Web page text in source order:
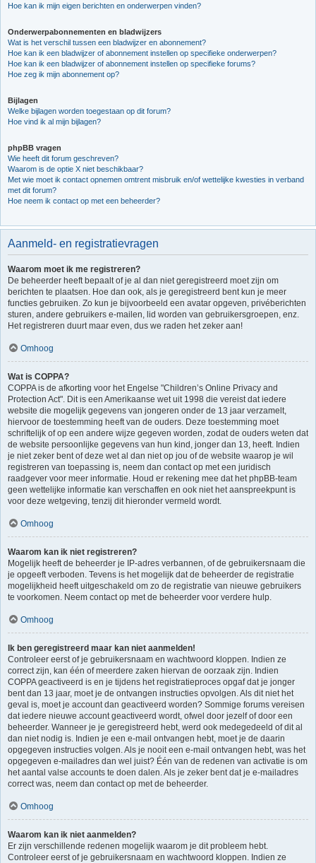
Hoe kan ik mijn eigen berichten en onderwerpen vinden?
Onderwerpabonnementen en bladwijzers
Wat is het verschil tussen een bladwijzer en abonnement?
Hoe kan ik een bladwijzer of abonnement instellen op specifieke onderwerpen?
Hoe kan ik een bladwijzer of abonnement instellen op specifieke forums?
Hoe zeg ik mijn abonnement op?
Bijlagen
Welke bijlagen worden toegestaan op dit forum?
Hoe vind ik al mijn bijlagen?
phpBB vragen
Wie heeft dit forum geschreven?
Waarom is de optie X niet beschikbaar?
Met wie moet ik contact opnemen omtrent misbruik en/of wettelijke kwesties in verband
met dit forum?
Hoe neem ik contact op met een beheerder?
Aanmeld- en registratievragen
Waarom moet ik me registreren?
De beheerder heeft bepaalt of je al dan niet geregistreerd moet zijn om
berichten te plaatsen. Hoe dan ook, als je geregistreerd bent kun je meer
functies gebruiken. Zo kun je bijvoorbeeld een avatar opgeven, privéberichten
sturen, andere gebruikers e-mailen, lid worden van gebruikersgroepen, enz.
Het registreren duurt maar even, dus we raden het zeker aan!
Omhoog
Wat is COPPA?
COPPA is de afkorting voor het Engelse "Children’s Online Privacy and
Protection Act". Dit is een Amerikaanse wet uit 1998 die vereist dat iedere
website die mogelijk gegevens van jongeren onder de 13 jaar verzamelt,
hiervoor de toestemming heeft van de ouders. Deze toestemming moet
schriftelijk of op een andere wijze gegeven worden, zodat de ouders weten dat
de website persoonlijke gegevens van hun kind, jonger dan 13, heeft. Indien
je niet zeker bent of deze wet al dan niet op jou of de website waarop je wil
registreren van toepassing is, neem dan contact op met een juridisch
raadgever voor meer informatie. Houd er rekening mee dat het phpBB-team
geen wettelijke informatie kan verschaffen en ook niet het aanspreekpunt is
voor deze wetgeving, tenzij dit hieronder vermeld wordt.
Omhoog
Waarom kan ik niet registreren?
Mogelijk heeft de beheerder je IP-adres verbannen, of de gebruikersnaam die
je opgeeft verboden. Tevens is het mogelijk dat de beheerder de registratie
mogelijkheid heeft uitgeschakeld om zo de registratie van nieuwe gebruikers
te voorkomen. Neem contact op met de beheerder voor verdere hulp.
Omhoog
Ik ben geregistreerd maar kan niet aanmelden!
Controleer eerst of je gebruikersnaam en wachtwoord kloppen. Indien ze
correct zijn, kan één of meerdere zaken hiervan de oorzaak zijn. Indien
COPPA geactiveerd is en je tijdens het registratieproces opgaf dat je jonger
bent dan 13 jaar, moet je de ontvangen instructies opvolgen. Als dit niet het
geval is, moet je account dan geactiveerd worden? Sommige forums vereisen
dat iedere nieuwe account geactiveerd wordt, ofwel door jezelf of door een
beheerder. Wanneer je je geregistreerd hebt, werd ook medegedeeld of dit al
dan niet nodig is. Indien je een e-mail ontvangen hebt, moet je de daarin
opgegeven instructies volgen. Als je nooit een e-mail ontvangen hebt, was het
opgegeven e-mailadres dan wel juist? Één van de redenen van activatie is om
het aantal valse accounts te doen dalen. Als je zeker bent dat je e-mailadres
correct was, neem dan contact op met de beheerder.
Omhoog
Waarom kan ik niet aanmelden?
Er zijn verschillende redenen mogelijk waarom je dit probleem hebt.
Controleer eerst of je gebruikersnaam en wachtwoord kloppen. Indien ze